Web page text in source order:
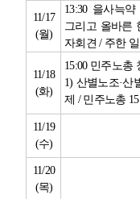
11/17
(월)
13:30 을사늑약
그리고 올바른
자회견/ 주한
11/18
(화)
15:00 민주노총
1) 산별노조·산
제 / 민주노총 15
11/19
(수)
11/20
(목)